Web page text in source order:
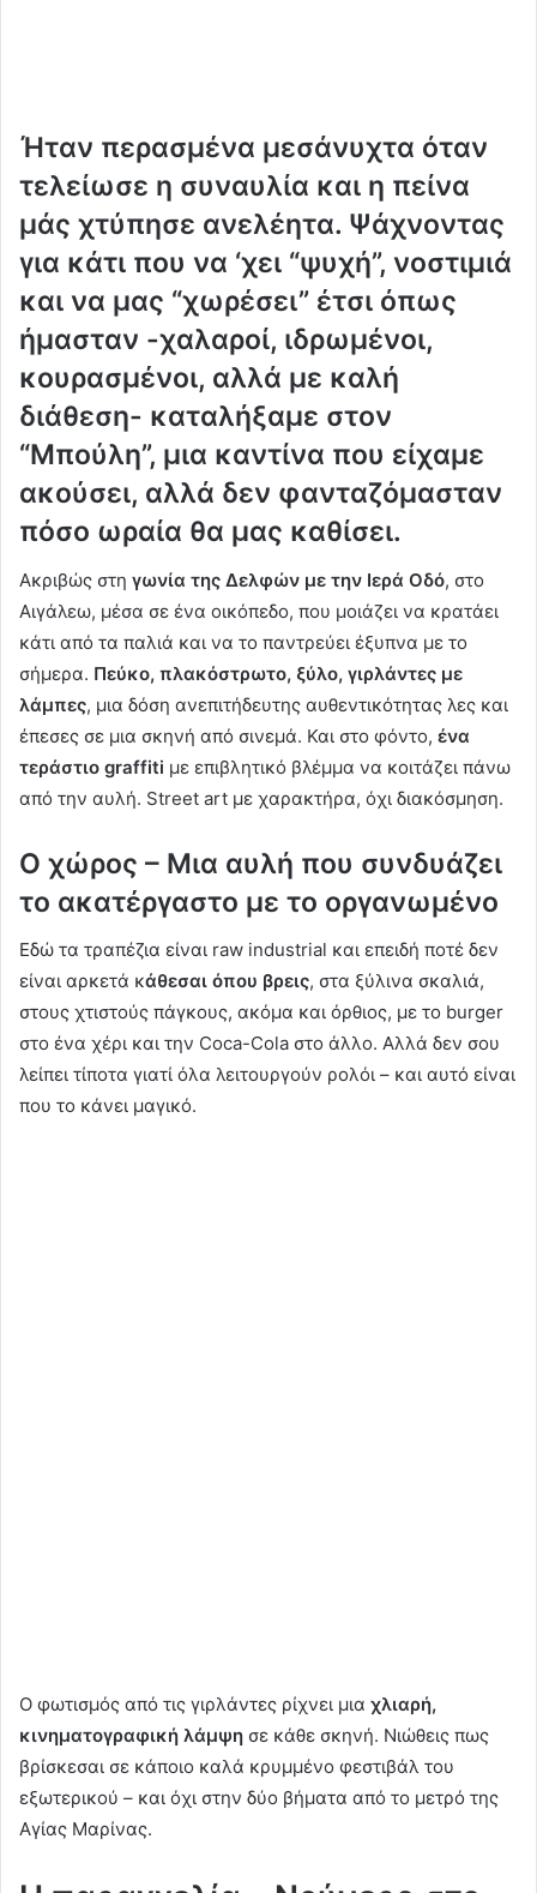
Ήταν περασμένα μεσάνυχτα όταν
τελείωσε η συναυλία και η πείνα
μάς χτύπησε ανελέητα. Ψάχνοντας
για κάτι που να ‘χει “ψυχή”, νοστιμιά
και να μας “χωρέσει” έτσι όπως
ήμασταν -χαλαροί, ιδρωμένοι,
κουρασμένοι, αλλά με καλή
διάθεση- καταλήξαμε στον
“Μπούλη”, μια καντίνα που είχαμε
ακούσει, αλλά δεν φανταζόμασταν
πόσο ωραία θα μας καθίσει.
Ακριβώς στη γωνία της Δελφών με την Ιερά Οδό, στο
Αιγάλεω, μέσα σε ένα οικόπεδο, που μοιάζει να κρατάει
κάτι από τα παλιά και να το παντρεύει έξυπνα με το
σήμερα. Πεύκο, πλακόστρωτο, ξύλο, γιρλάντες με
λάμπες, μια δόση ανεπιτήδευτης αυθεντικότητας λες και
έπεσες σε μια σκηνή από σινεμά. Και στο φόντο, ένα
τεράστιο graffiti με επιβλητικό βλέμμα να κοιτάζει πάνω
από την αυλή. Street art με χαρακτήρα, όχι διακόσμηση.
Ο χώρος – Μια αυλή που συνδυάζει
το ακατέργαστο με το οργανωμένο
Εδώ τα τραπέζια είναι raw industrial και επειδή ποτέ δεν
είναι αρκετά κάθεσαι όπου βρεις, στα ξύλινα σκαλιά,
στους χτιστούς πάγκους, ακόμα και όρθιος, με το burger
στο ένα χέρι και την Coca-Cola στο άλλο. Αλλά δεν σου
λείπει τίποτα γιατί όλα λειτουργούν ρολόι – και αυτό είναι
που το κάνει μαγικό.
Ο φωτισμός από τις γιρλάντες ρίχνει μια χλιαρή,
κινηματογραφική λάμψη σε κάθε σκηνή. Νιώθεις πως
βρίσκεσαι σε κάποιο καλά κρυμμένο φεστιβάλ του
εξωτερικού – και όχι στην δύο βήματα από το μετρό της
Αγίας Μαρίνας.